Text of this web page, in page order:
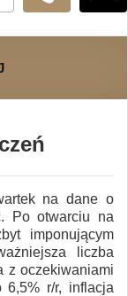
na dane o
Po otwarciu na
imponującym
liczba
z oczekiwaniami
r/r, inflacja